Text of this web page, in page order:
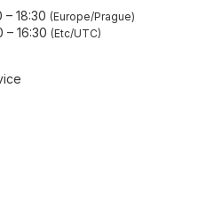
– 18:30 Europe/Prague
– 16:30 Etc/UTC